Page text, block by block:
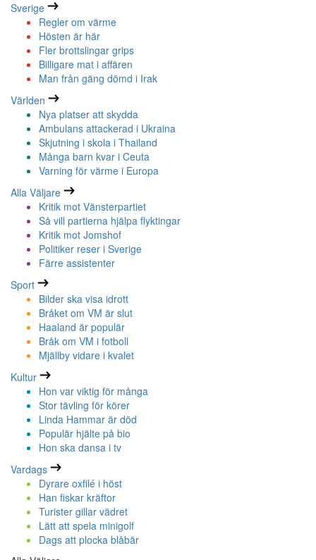
Sverige
Regler om värme
Hösten är här
Fler brottslingar grips
Billigare mat i affären
Man från gäng dömd i Irak
Världen
Nya platser att skydda
Ambulans attackerad i Ukraina
Skjutning i skola i Thailand
Många barn kvar i Ceuta
Varning för värme i Europa
Alla Väljare
Kritik mot Vänsterpartiet
Så vill partierna hjälpa flyktingar
Kritik mot Jomshof
Politiker reser i Sverige
Färre assistenter
Sport
Bilder ska visa idrott
Bråket om VM är slut
Haaland är populär
Bråk om VM i fotboll
Mjällby vidare i kvalet
Kultur
Hon var viktig för många
Stor tävling för körer
Linda Hammar är död
Populär hjälte på bio
Hon ska dansa i tv
Vardags
Dyrare oxfilé i höst
Han fiskar kräftor
Turister gillar vädret
Lätt att spela minigolf
Dags att plocka blåbär